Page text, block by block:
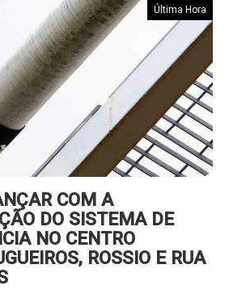
Última Hora
COM A
DO SISTEMA DE
NO CENTRO
ROSSIO E RUA